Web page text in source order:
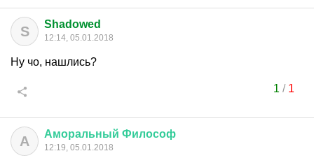
S Shadowed
12:14, 05.01.2018
Ну чо, нашлись?
1 / 1
А Аморальный Философ
12:19, 05.01.2018